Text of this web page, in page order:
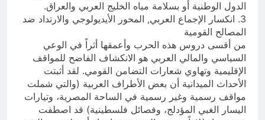
الدول الوطنية أو بسلامة مياه الخليج العربي والعراق.
3. انكسار الإجماع العربي, المحور الأيديولوجي والارتداد ضد
المصالح القومية
من أقسى دروس هذه الحرب وأعمقها أثراً في الوعي
السياسي والمالي العربي هو الانكشاف الفاضح للمواقف
الإقليمية وتهاوي شعارات التضامن القومي. لقد أثبتت
الأحداث الميدانية أن بعض الأطراف العربية (والتي شملت
مواقف رسمية وغير رسمية في الساحة المصرية، وتيارات
اليسار الغبي المؤدلج، وفصائل فلسطينية) قد اصطفت